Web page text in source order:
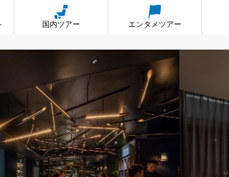
国内ツアー エンタメツアー